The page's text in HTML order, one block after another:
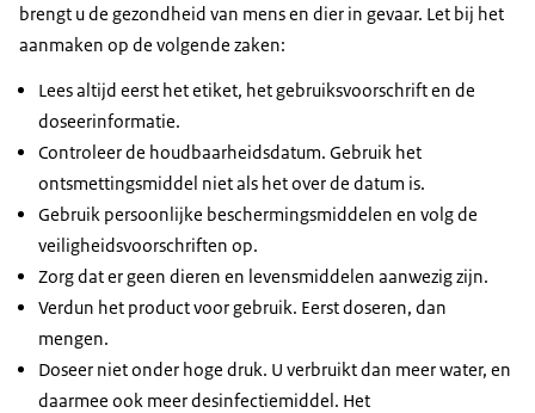
brengt u de gezondheid van mens en dier in gevaar. Let bij het
aanmaken op de volgende zaken:
Lees altijd eerst het etiket, het gebruiksvoorschrift en de
doseerinformatie.
Controleer de houdbaarheidsdatum. Gebruik het
ontsmettingsmiddel niet als het over de datum is.
Gebruik persoonlijke beschermingsmiddelen en volg de
veiligheidsvoorschriften op.
Zorg dat er geen dieren en levensmiddelen aanwezig zijn.
Verdun het product voor gebruik. Eerst doseren, dan
mengen.
Doseer niet onder hoge druk. U verbruikt dan meer water, en
daarmee ook meer desinfectiemiddel. Het